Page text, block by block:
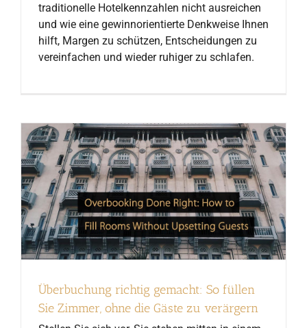
traditionelle Hotelkennzahlen nicht ausreichen
und wie eine gewinnorientierte Denkweise Ihnen
hilft, Margen zu schützen, Entscheidungen zu
vereinfachen und wieder ruhiger zu schlafen.
Überbuchung richtig gemacht: So füllen
Sie Zimmer, ohne die Gäste zu verärgern